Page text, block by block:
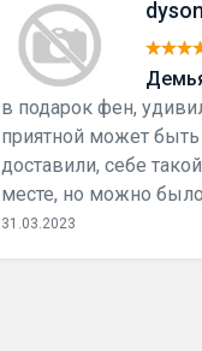
в подарок фен,
приятной может
доставили, себе
месте, но можно
31.03.2023